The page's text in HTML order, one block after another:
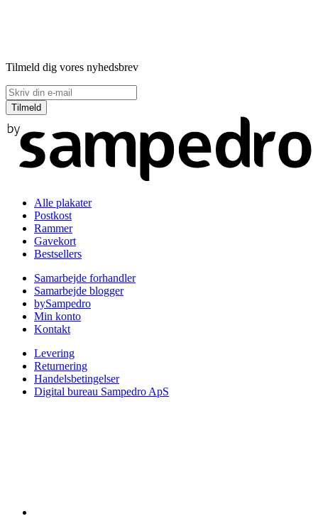
Tilmeld dig vores nyhedsbrev
Alle plakater
Postkost
Rammer
Gavekort
Bestsellers
Samarbejde forhandler
Samarbejde blogger
bySampedro
Min konto
Kontakt
Levering
Returnering
Handelsbetingelser
Digital bureau Sampedro ApS